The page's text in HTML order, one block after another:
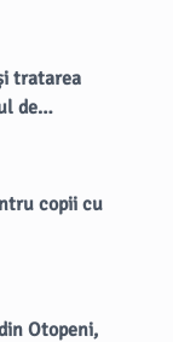
tratarea
de
copii cu
Otopeni,